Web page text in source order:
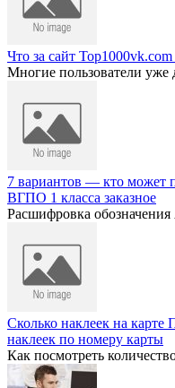
Что за сайт
Многие пользователи
7 вариантов — кто может
ВГПО 1 класса заказное
Расшифровка
Сколько наклеек на карте
наклеек по номеру карты
Как посмотреть